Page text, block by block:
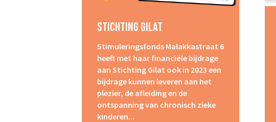
Stichting Gilat
Stimuleringsfonds Malakkastraat 6
heeft met haar financiële bijdrage
aan Stichting Gilat ook in 2023 een
bijdrage kunnen leveren aan het
plezier, de afleiding en de
ontspanning van chronisch zieke
kinderen...